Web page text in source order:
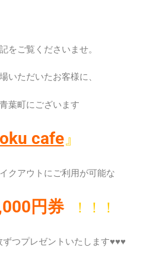
をご覧くださいませ。
いただいたお客様に、
葉町にございます
cafe』
クアウトにご利用が可能な
円券 ！！！
ずつプレゼントいたします♥♥♥